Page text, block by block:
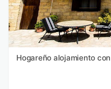
Hogareño alojamiento